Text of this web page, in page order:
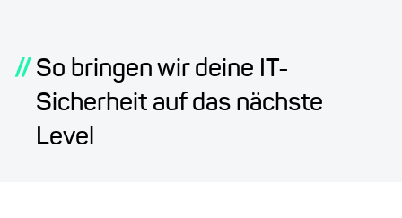
// So bringen wir deine IT-
Sicherheit auf das nächste
Level